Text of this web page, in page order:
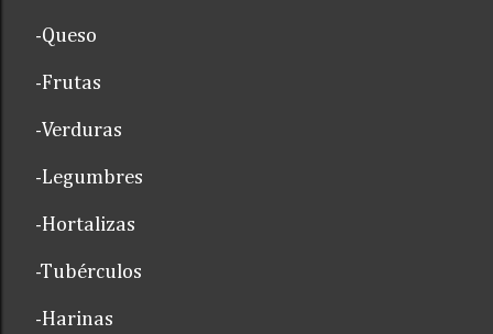
-Queso
-Frutas
-Verduras
-Legumbres
-Hortalizas
-Tubérculos
-Harinas